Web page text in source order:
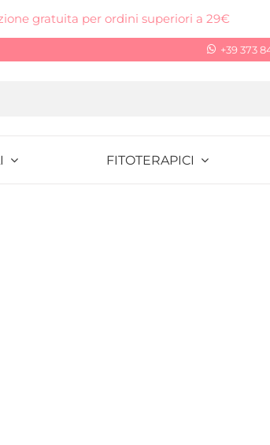
gratuita per ordini superiori a 29€
+39 373
FITOTERAPICI